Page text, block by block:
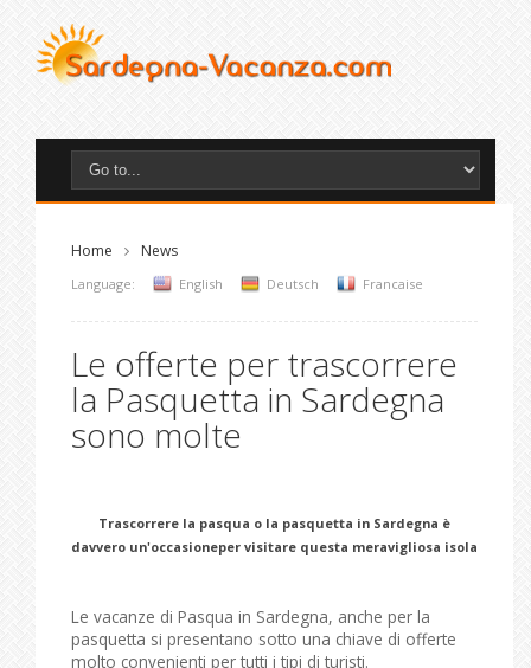
Home News
Language: English Deutsch Francaise
Le offerte per trascorrere
la Pasquetta in Sardegna
sono molte
Trascorrere la pasqua o la pasquetta in Sardegna è
davvero un'occasioneper visitare questa meravigliosa isola
Le vacanze di Pasqua in Sardegna, anche per la
pasquetta si presentano sotto una chiave di offerte
molto convenienti per tutti i tipi di turisti.